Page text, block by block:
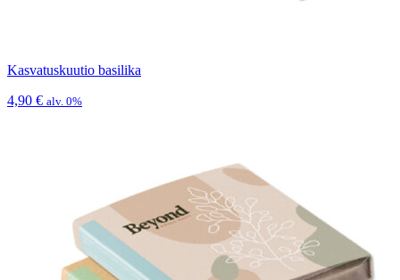
Kasvatuskuutio basilika
4,90 € alv. 0%